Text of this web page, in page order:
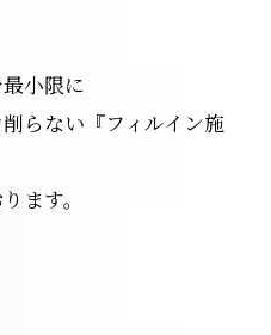
小限に
らない『フィルイン施
ます。